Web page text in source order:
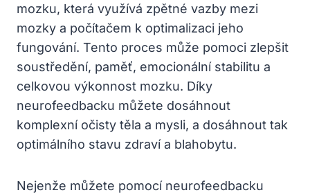
mozku, která využívá ‌zpětné vazby mezi
mozky a počítačem k optimalizaci jeho⁢
fungování. Tento proces může ‌pomoci zlepšit
⁢soustředění,⁣ paměť, ​emocionální stabilitu ‍a
celkovou​ výkonnost mozku. Díky
neurofeedbacku můžete dosáhnout
komplexní očisty těla⁢ a ⁤mysli,​ a​ dosáhnout ⁢tak
optimálního stavu zdraví a blahobytu.
Nejenže můžete pomocí neurofeedbacku